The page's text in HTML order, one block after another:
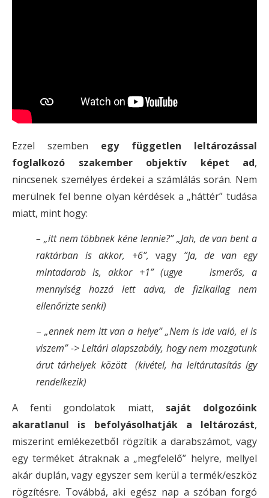
Ezzel szemben egy független leltározással
foglalkozó szakember objektív képet ad,
nincsenek személyes érdekei a számlálás során. Nem
merülnek fel benne olyan kérdések a „háttér” tudása
miatt, mint hogy:
– „itt nem többnek kéne lennie?” „Jah, de van bent a
raktárban is akkor, +6”, vagy ”Ja, de van egy
mintadarab is, akkor +1” (ugye ismerős, a
mennyiség hozzá lett adva, de fizikailag nem
ellenőrizte senki)
–„ennek nem itt van a helye” „Nem is ide való, el is
viszem” ->Leltári alapszabály, hogy nem mozgatunk
árut tárhelyek között (kivétel, ha leltárutasítás így
rendelkezik)
A fenti gondolatok miatt, saját dolgozóink
akaratlanul is befolyásolhatják a leltározást,
miszerint emlékezetből rögzítik a darabszámot, vagy
egy terméket átraknak a „megfelelő” helyre, mellyel
akár duplán, vagy egyszer sem kerül a termék/eszköz
rögzítésre. Továbbá, aki egész nap a szóban forgó